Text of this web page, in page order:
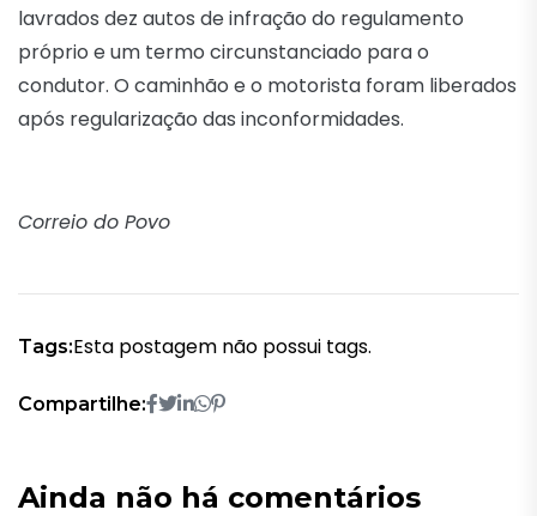
lavrados dez autos de infração do regulamento
próprio e um termo circunstanciado para o
condutor. O caminhão e o motorista foram liberados
após regularização das inconformidades.
Correio do Povo
Tags:Esta postagem não possui tags.
Compartilhe:
Ainda não há comentários